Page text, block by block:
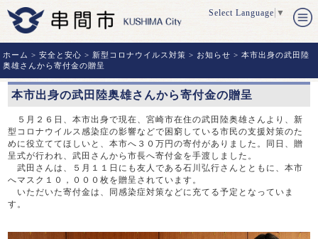
Select Language ▼
ホーム >安全と安心 > 新型コロナウイルス対策 > お知らせ > 本市出身の武田陸
奥雄さんから寄付金の贈呈
本市出身の武田陸奥雄さんから寄付金の贈呈
５月２６日、本市出身で現在、宮崎市在住の武田陸奥雄さんより、新
型コロナウイルス感染症の影響などで困窮している市民の支援対策のた
めに役立ててほしいと、本市へ３０万円の寄付がありました。同日、贈
呈式が行われ、武田さんから市長へ寄付金を手渡しました。
武田さんは、５月１１日にも友人である石川弘行さんとともに、本市
へマスク１０，０００枚を贈呈されています。
いただいた寄付金は、同感染症対策などに充てる予定となっていま
す。